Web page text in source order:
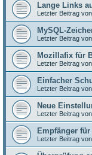
Lange Links
Letzter Beitrag von
MySQL-
Letzter Beitrag von
Mozillafix für
Letzter Beitrag von
Einfacher
Letzter Beitrag von
Neue
Letzter Beitrag von
Empfänger
Letzter Beitrag von